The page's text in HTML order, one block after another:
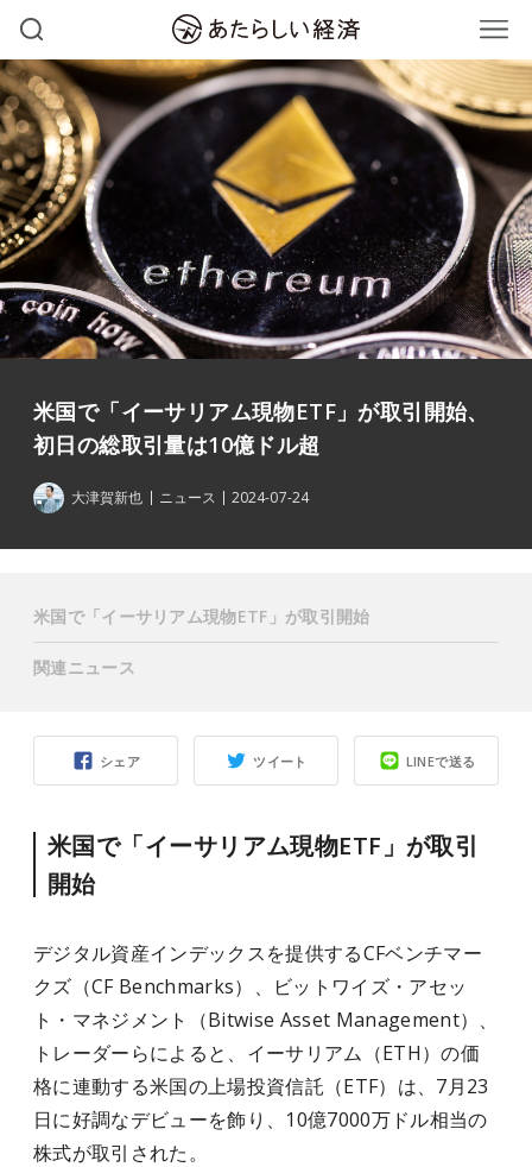
米国で「イーサリアム現物ETF」が取引開始、
初日の総取引量は10億ドル超
大津賀新也 ニュース 2024-07-24
シェア ツイート LINEで送る
米国で「イーサリアム現物ETF」が取引
開始
デジタル資産インデックスを提供するCFベンチマー
クズ（CF Benchmarks）、ビットワイズ・アセッ
ト・マネジメント（Bitwise Asset Management）、
トレーダーらによると、イーサリアム（ETH）の価
格に連動する米国の上場投資信託（ETF）は、7月23
日に好調なデビューを飾り、10億7000万ドル相当の
株式が取引された。
米国で「イーサリアム現物ETF」が取引開始
関連ニュース